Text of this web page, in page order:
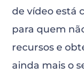
de vídeo está
para quem
recursos e
ainda mais o